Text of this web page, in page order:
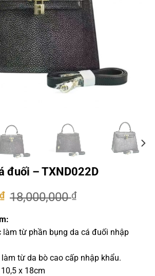
đuối – TXND022D
18,000,000₫
₫Giá
tại
là:từ phần bụng da cá đuối nhập
từ da bò cao cấp nhập khẩu.
x 18cm